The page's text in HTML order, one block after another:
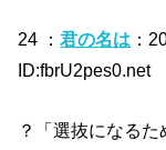
24 ：君の名は ：
ID:fbrU2pes0.net
？「選抜になる